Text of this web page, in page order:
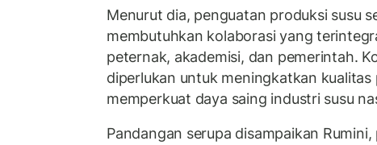
Menurut dia, penguatan produksi susu
membutuhkan kolaborasi yang
peternak, akademisi, dan pemerintah.
diperlukan untuk meningkatkan kualitas
memperkuat daya saing industri susu
Pandangan serupa disampaikan